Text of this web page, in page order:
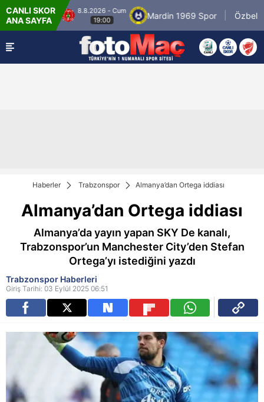
CANLI SKOR
ANA SAYFA
8.8.2026 - Cum
19:00
Mardin 1969 Spor
Haberler Trabzonspor Almanya’dan Ortega iddiası
Almanya’dan Ortega iddiası
Almanya’da yayın yapan SKY De kanalı,
Trabzonspor’un Manchester City’den Stefan
Ortega’yı istediğini yazdı
Trabzonspor Haberleri
Giriş Tarihi: 03 Eylül 2025 06:51